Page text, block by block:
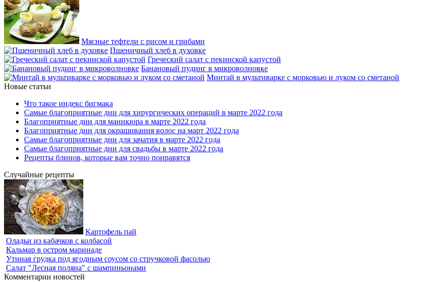
Мясные тефтели с рисом и грибами
Пшеничный хлеб в духовке
Греческий салат с пекинской капустой
Банановый пудинг в микроволновке
Минтай в мультиварке с морковью и луком со сметаной
Новые статьи
Что такое индекс бигмака
Самые благоприятные дни для хирургических операций в марте 2022 года
Благоприятные дни для маникюра в марте 2022 года
Благоприятные дни для окрашивания волос на март 2022 года
Самые благоприятные дни для зачатия в марте 2022 года
Самые благоприятные дни для свадьбы в марте 2022 года
Рецепты блинов, которые вам точно понравятся
Случайные рецепты
Картофель пай
Оладьи из кабачков с колбасой
Кальмар в остром маринаде
Утиная грудка под ягодным соусом со стручковой фасолью
Салат "Лесная поляна" с шампиньонами
Комментарии новостей